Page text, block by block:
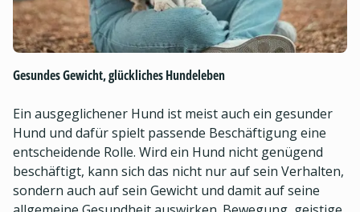
Gesundes Gewicht, glückliches Hundeleben
Ein ausgeglichener Hund ist meist auch ein gesunder
Hund und dafür spielt passende Beschäftigung eine
entscheidende Rolle. Wird ein Hund nicht genügend
beschäftigt, kann sich das nicht nur auf sein Verhalten,
sondern auch auf sein Gewicht und damit auf seine